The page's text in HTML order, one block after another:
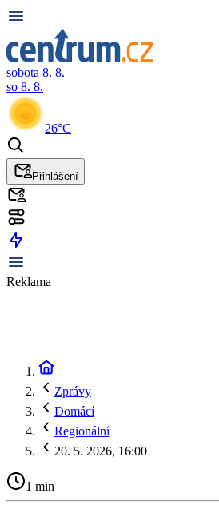
sobota 8. 8.
so 8. 8.
26°C
Přihlášení
Reklama
Zprávy
Domácí
Regionální
20. 5. 2026, 16:00
1 min